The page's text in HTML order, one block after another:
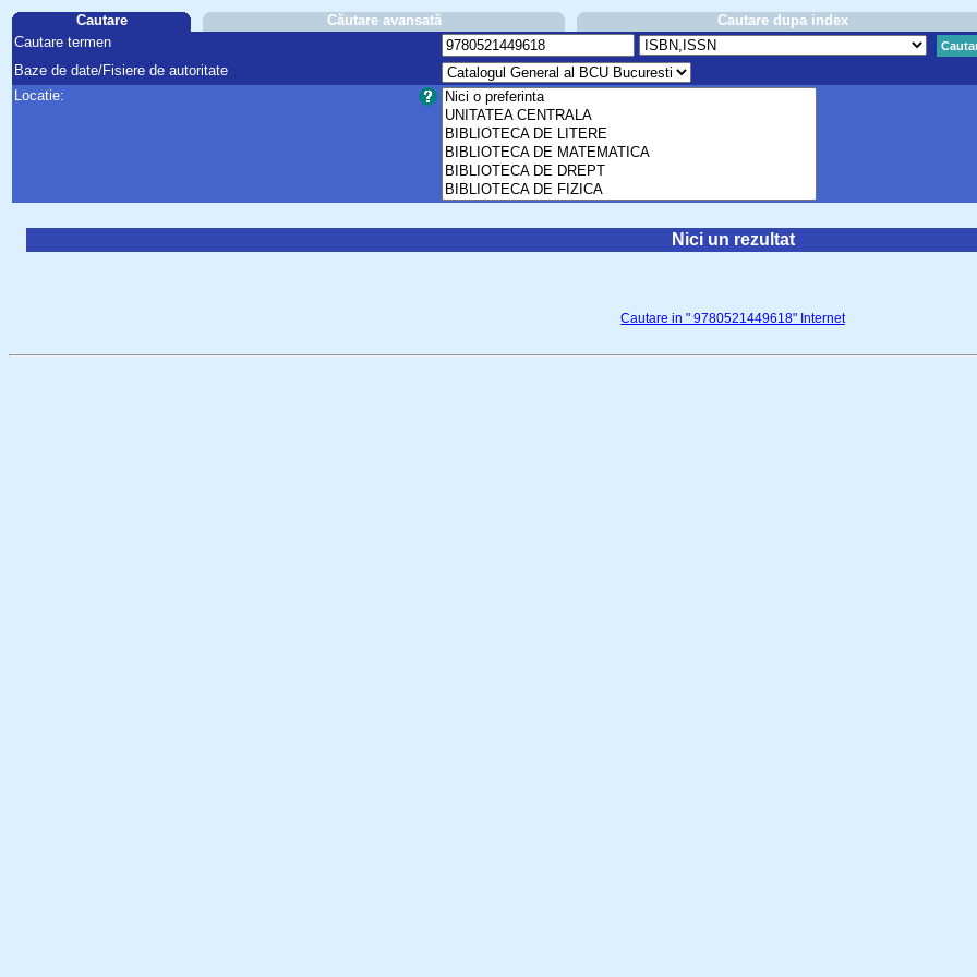
Cautare Căutare avansată Cautare dupa index
Cautare termen
Baze de date/Fisiere de autoritate
Locatie:
Nici un rezultat
Cautare in " 9780521449618" Internet